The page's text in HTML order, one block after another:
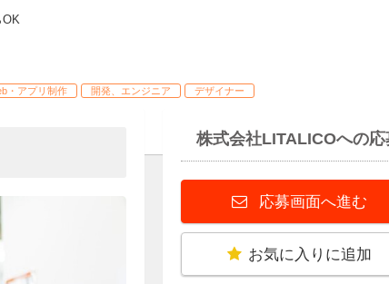
OK
・アプリ制作 開発、エンジニア デザイナー
株式会社LITALICOへの応
応募画面へ進む
お気に入りに追加